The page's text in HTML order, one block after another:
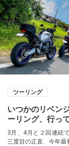
ツーリング
いつかのリベン
ーリング、行っ
3月、4月と２回連続
三度目の正直、今年最